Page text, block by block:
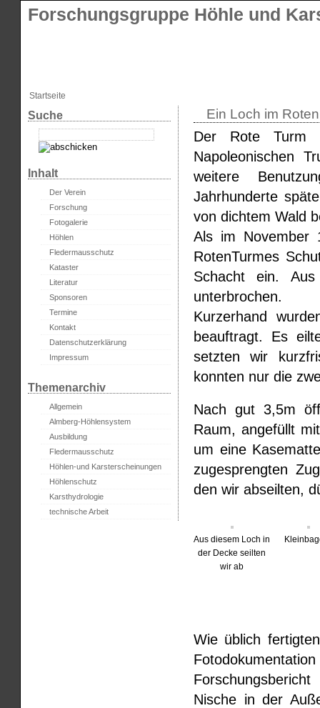
Forschungsgruppe Höhle und
Startseite
Ein Loch im
Der Rote Turm
Napoleonischen
weitere
Jahrhunderte
von dichtem Wald
Als im November
RotenTurmes
Schacht ein. Aus
unterbrochen.
Kurzerhand
beauftragt. Es
setzten wir
konnten nur die
Nach gut 3,5m
Raum, angefüllt
um eine
zugesprengten
den wir abseilten,
Aus diesem Loch in
der Decke seilten
wir ab
Wie üblich
Nische in der
Suche
Inhalt
Der Verein
Forschung
Fotogalerie
Höhlen
Fledermausschutz
Kataster
Literatur
Sponsoren
Termine
Kontakt
Datenschutzerklärung
Impressum
Themenarchiv
Allgemein
Almberg-Höhlensystem
Ausbildung
Fledermausschutz
Höhlen-und Karsterscheinungen
Höhlenschutz
Karsthydrologie
technische Arbeit